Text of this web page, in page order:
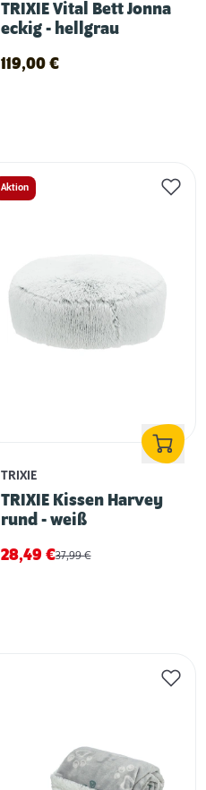
TRIXIE Vital Bett Jonna
eckig - hellgrau
119,00 €
Aktion
TRIXIE
TRIXIE Kissen Harvey
rund - weiß
28,49 €37,99€